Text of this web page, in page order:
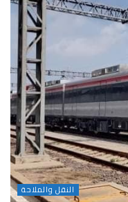
النقل والملاحة